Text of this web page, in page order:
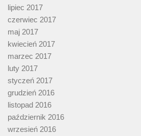
lipiec 2017
czerwiec 2017
maj 2017
kwiecień 2017
marzec 2017
luty 2017
styczeń 2017
grudzień 2016
listopad 2016
październik 2016
wrzesień 2016